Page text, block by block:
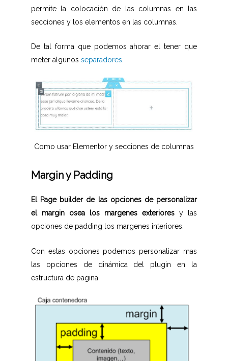
permite la colocación de las columnas en las
secciones y los elementos en las columnas.
De tal forma que podemos ahorar el tener que
meter algunos separadores
Como usar Elementor y secciones de columnas
Margin y Padding
El Page builder de las opciones de personalizar
el margin osea los margenes exterioresy las
opciones de padding los margenes interiores.
Con estas opciones podemos personalizar mas
las opciones de dinámica del plugin en la
estructura de pagina.